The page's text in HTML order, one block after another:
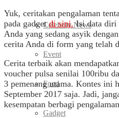
Celebrity News
Event
Food
Gadget
Yuk, ceritakan pengalaman
pada gadgetdi sini.Isi data diri
Anda yang sedang asyik
cerita Anda di form yang telah
Cerita terbaik akan
voucher pulsa senilai 100ribu
3 pemenang utama. Kontes ini
September 2017 saja. Jadi,
kesempatan berbagi